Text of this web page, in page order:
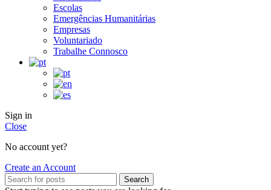
Escolas
Emergências Humanitárias
Empresas
Voluntariado
Trabalhe Connosco
Sign in
Close
No account yet?
Create an Account
Search